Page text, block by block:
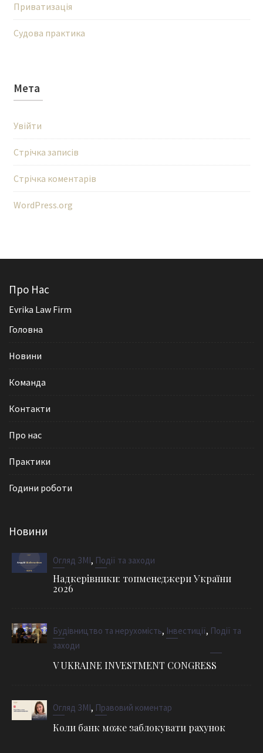
Приватизація
Судова практика
Мета
Увійти
Стрічка записів
Стрічка коментарів
WordPress.org
Про Нас
Evrika Law Firm
Головна
Новини
Команда
Контакти
Про нас
Практики
Години роботи
Новини
Огляд ЗМІ, Події та заходи
Надкерівники: топменеджери України
2026
Будівництво та нерухомість, Інвестиції, Події та
заходи
V UKRAINE INVESTMENT CONGRESS
Огляд ЗМІ, Правовий коментар
Коли банк може заблокувати рахунок